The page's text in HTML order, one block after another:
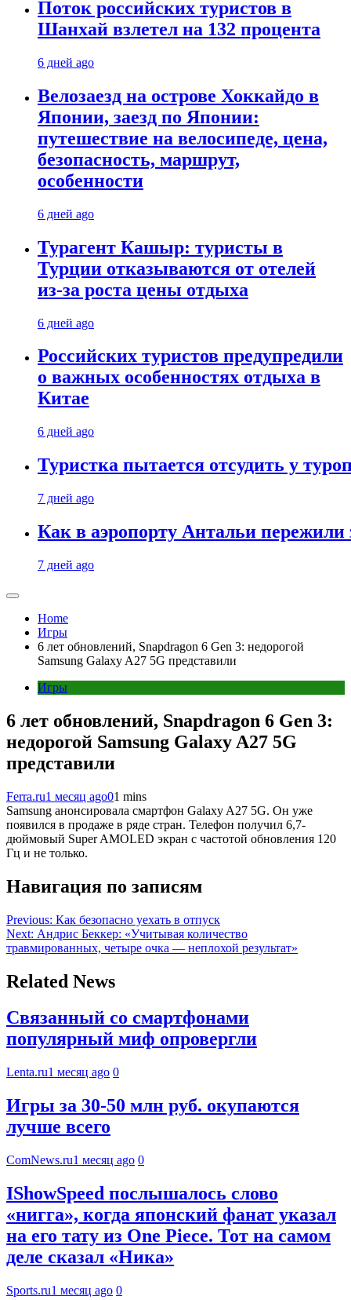
Поток российских туристов в
Шанхай взлетел на 132 процента
6 дней ago
Велозаезд на острове Хоккайдо в
Японии, заезд по Японии:
путешествие на велосипеде, цена,
безопасность, маршрут,
особенности
6 дней ago
Турагент Кашыр: туристы в
Турции отказываются от отелей
из-за роста цены отдыха
6 дней ago
Российских туристов предупредили
о важных особенностях отдыха в
Китае
6 дней ago
Туристка пытается отсудить у
7 дней ago
Как в аэропорту Антальи
7 дней ago
Home
Игры
6 лет обновлений, Snapdragon 6 Gen 3: недорогой
Samsung Galaxy A27 5G представили
Игры
6 лет обновлений, Snapdragon 6 Gen 3:
недорогой Samsung Galaxy A27 5G
представили
Ferra.ru1 месяц ago01 mins
Samsung анонсировала смартфон Galaxy A27 5G. Он уже
появился в продаже в ряде стран. Телефон получил 6,7-
дюймовый Super AMOLED экран с частотой обновления 120
Гц и не только.
Навигация по записям
Previous: Как безопасно уехать в отпуск
Next: Андрис Беккер: «Учитывая количество
травмированных, четыре очка — неплохой результат»
Related News
Связанный со смартфонами
популярный миф опровергли
Lenta.ru1 месяц ago 0
Игры за 30-50 млн руб. окупаются
лучше всего
ComNews.ru1 месяц ago 0
IShowSpeed послышалось слово
«нигга», когда японский фанат указал
на его тату из One Piece. Тот на самом
деле сказал «Ника»
Sports.ru1 месяц ago 0